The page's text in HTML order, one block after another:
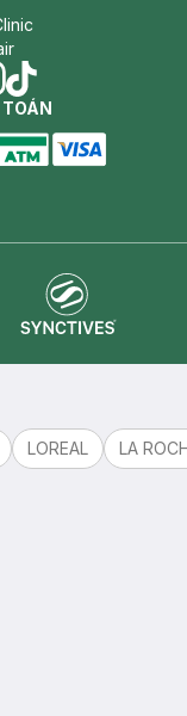
tiktok
LOREAL LA